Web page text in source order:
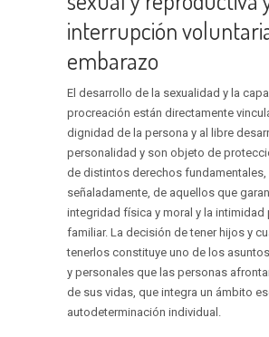
interrupción
embarazo
El desarrollo de la sexualidad y la
procreación están directamente
dignidad de la persona y al libre
personalidad y son objeto de
de distintos derechos fundamentales,
señaladamente, de aquellos que
integridad física y moral y la intimidad
familiar. La decisión de tener hijos y
tenerlos constituye uno de los
y personales que las personas
de sus vidas, que integra un ámbito
autodeterminación individual.